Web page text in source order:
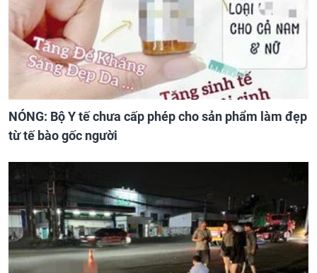
NÓNG: Bộ Y tế chưa cấp phép cho sản phẩm làm đẹp
từ tế bào gốc người